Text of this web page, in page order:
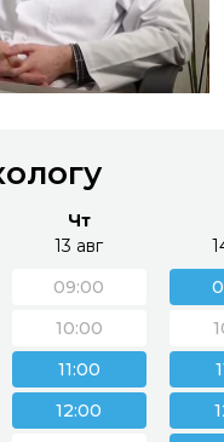
Чт
13 авг
09:00
10:00
11:00
12:00